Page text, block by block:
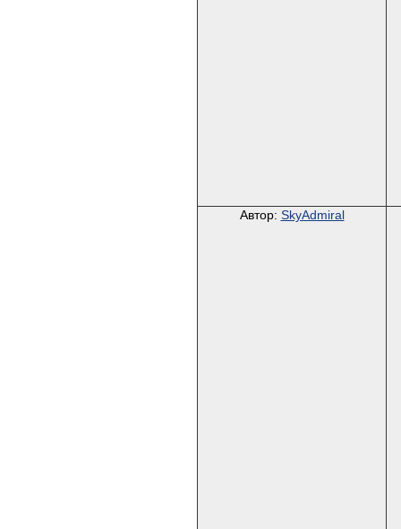
Автор: SkyAdmiral